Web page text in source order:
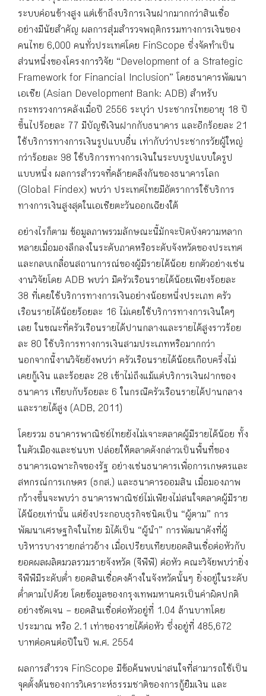
ระบบค่อนข้างสูง แต่เข้าถึงบริการเงินฝากมากกว่าสินเชื่อ
อย่างมีนัยสำคัญ ผลการสุ่มสำรวจพฤติกรรมทางการเงินของ
คนไทย 6,000 คนทั่วประเทศโดย FinScope ซึ่งจัดทำเป็น
ส่วนหนึ่งของโครงการวิจัย “Development of a Strategic
Framework for Financial Inclusion” โดยธนาคารพัฒนา
เอเชีย (Asian Development Bank: ADB) สำหรับ
กระทรวงการคลังเมื่อปี 2556 ระบุว่า ประชากรไทยอายุ 18 ปี
ขึ้นไปร้อยละ 77 มีบัญชีเงินฝากกับธนาคาร และอีกร้อยละ 21
ใช้บริการทางการเงินรูปแบบอื่น เท่ากับว่าประชากรวัยผู้ใหญ่
กว่าร้อยละ 98 ใช้บริการทางการเงินในระบบรูปแบบใดรูป
แบบหนึ่ง ผลการสำรวจที่คล้ายคลึงกันของธนาคารโลก
(Global Findex) พบว่า ประเทศไทยมีอัตราการใช้บริการ
ทางการเงินสูงสุดในเอเชียตะวันออกเฉียงใต้
อย่างไรก็ตาม ข้อมูลภาพรวมลักษณะนี้มักจะปิดบังความหลาก
หลายเมื่อมองลึกลงในระดับภาคหรือระดับจังหวัดของประเทศ
และกลบเกลื่อนสถานการณ์ของผู้มีรายได้น้อย ยกตัวอย่างเช่น
งานวิจัยโดย ADB พบว่า มีครัวเรือนรายได้น้อยเพียงร้อยละ
38 ที่เคยใช้บริการทางการเงินอย่างน้อยหนึ่งประเภท ครัว
เรือนรายได้น้อยร้อยละ 16 ไม่เคยใช้บริการทางการเงินใดๆ
เลย ในขณะที่ครัวเรือนรายได้ปานกลางและรายได้สูงราวร้อย
ละ 80 ใช้บริการทางการเงินสามประเภทหรือมากกว่า
นอกจากนี้งานวิจัยยังพบว่า ครัวเรือนรายได้น้อยเกือบครึ่งไม่
เคยกู้เงิน และร้อยละ 28 เข้าไม่ถึงแม้แต่บริการเงินฝากของ
ธนาคาร เทียบกับร้อยละ 6 ในกรณีครัวเรือนรายได้ปานกลาง
และรายได้สูง (ADB, 2011)
โดยรวม ธนาคารพาณิชย์ไทยยังไม่เจาะตลาดผู้มีรายได้น้อย ทั้ง
ในตัวเมืองและชนบท ปล่อยให้ตลาดดังกล่าวเป็นพื้นที่ของ
ธนาคารเฉพาะกิจของรัฐ อย่างเช่นธนาคารเพื่อการเกษตรและ
สหกรณ์การเกษตร (ธกส.) และธนาคารออมสิน เมื่อมองภาพ
กว้างขึ้นจะพบว่า ธนาคารพาณิชย์ไม่เพียงไม่สนใจตลาดผู้มีราย
ได้น้อยเท่านั้น แต่ยังประกอบธุรกิจชนิดเป็น “ผู้ตาม” การ
พัฒนาเศรษฐกิจในไทย มิได้เป็น “ผู้นำ” การพัฒนาดังที่ผู้
บริหารบางรายกล่าวอ้าง เมื่อเปรียบเทียบยอดสินเชื่อต่อหัวกับ
ยอดผลผลิตมวลรวมรายจังหวัด (จีพีพี) ต่อหัว คณะวิจัยพบว่ายิ่ง
จีพีพีมีระดับต่ำ ยอดสินเชื่อคงค้างในจังหวัดนั้นๆ ยิ่งอยู่ในระดับ
ต่ำตามไปด้วย โดยข้อมูลของกรุงเทพมหานครเป็นค่าผิดปกติ
อย่างชัดเจน – ยอดสินเชื่อต่อหัวอยู่ที่ 1.04 ล้านบาทโดย
ประมาณ หรือ 2.1 เท่าของรายได้ต่อหัว ซึ่งอยู่ที่ 485,672
บาทต่อคนต่อปีในปี พ.ศ. 2554
ผลการสำรวจ FinScope มีข้อค้นพบน่าสนใจที่สามารถใช้เป็น
จุดตั้งต้นของการวิเคราะห์ธรรมชาติของการกู้ยืมเงิน และ